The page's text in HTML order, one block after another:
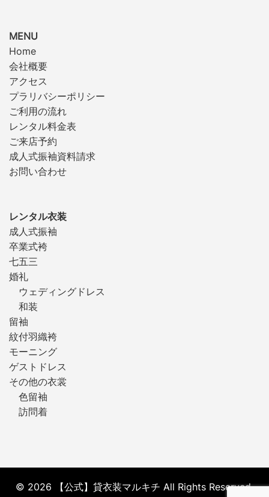
MENU
Home
会社概要
アクセス
プラリバシーポリシー
ご利用の流れ
レンタル料金表
ご来店予約
成人式振袖資料請求
お問い合わせ
レンタル衣装
成人式振袖
卒業式袴
七五三
婚礼
ウェディングドレス
和装
留袖
紋付羽織袴
モーニング
ゲストドレス
その他の衣裳
色留袖
訪問着
© 2026 【公式】貸衣装マルキチ All Rights Reserved.